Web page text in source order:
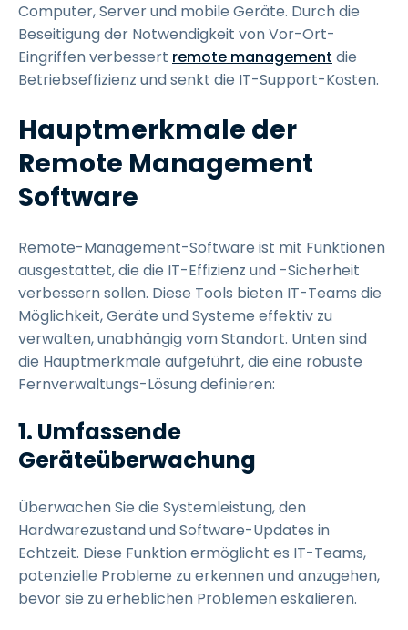
Computer, Server und mobile Geräte. Durch die
Beseitigung der Notwendigkeit von Vor-Ort-
Eingriffen verbessert remote management die
Betriebseffizienz und senkt die IT-Support-Kosten.
Hauptmerkmale der
Remote Management
Software
Remote-Management-Software ist mit Funktionen
ausgestattet, die die IT-Effizienz und -Sicherheit
verbessern sollen. Diese Tools bieten IT-Teams die
Möglichkeit, Geräte und Systeme effektiv zu
verwalten, unabhängig vom Standort. Unten sind
die Hauptmerkmale aufgeführt, die eine robuste
Fernverwaltungs-Lösung definieren:
1. Umfassende
Geräteüberwachung
Überwachen Sie die Systemleistung, den
Hardwarezustand und Software-Updates in
Echtzeit. Diese Funktion ermöglicht es IT-Teams,
potenzielle Probleme zu erkennen und anzugehen,
bevor sie zu erheblichen Problemen eskalieren.